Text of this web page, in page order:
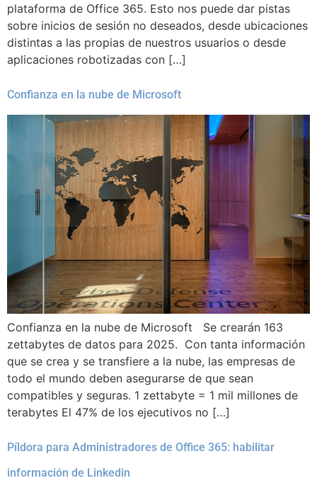
plataforma de Office 365. Esto nos puede dar pistas
sobre inicios de sesión no deseados, desde ubicaciones
distintas a las propias de nuestros usuarios o desde
aplicaciones robotizadas con […]
Confianza en la nube de Microsoft
Confianza en la nube de Microsoft Se crearán 163
zettabytes de datos para 2025. Con tanta información
que se crea y se transfiere a la nube, las empresas de
todo el mundo deben asegurarse de que sean
compatibles y seguras. 1 zettabyte = 1 mil millones de
terabytes El 47% de los ejecutivos no […]
Píldora para Administradores de Office 365: habilitar
información de Linkedin